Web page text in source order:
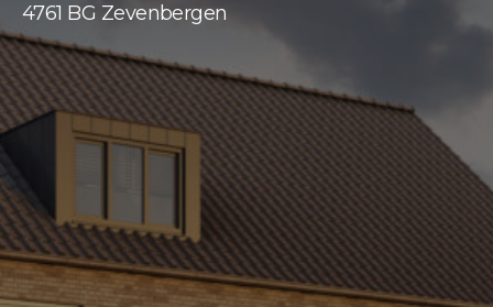
4761 BG Zevenbergen